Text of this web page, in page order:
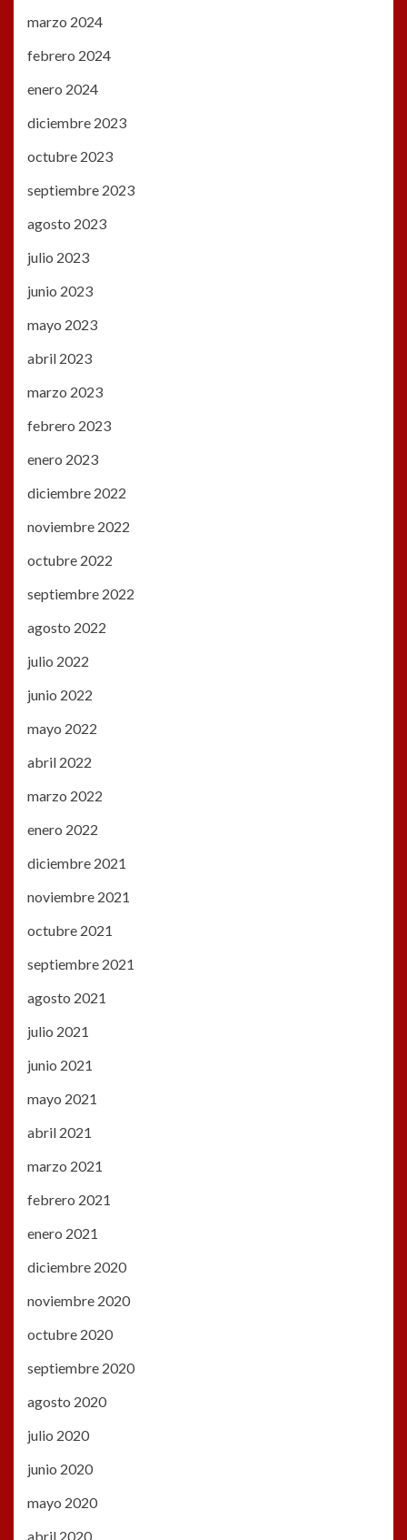
marzo 2024
febrero 2024
enero 2024
diciembre 2023
octubre 2023
septiembre 2023
agosto 2023
julio 2023
junio 2023
mayo 2023
abril 2023
marzo 2023
febrero 2023
enero 2023
diciembre 2022
noviembre 2022
octubre 2022
septiembre 2022
agosto 2022
julio 2022
junio 2022
mayo 2022
abril 2022
marzo 2022
enero 2022
diciembre 2021
noviembre 2021
octubre 2021
septiembre 2021
agosto 2021
julio 2021
junio 2021
mayo 2021
abril 2021
marzo 2021
febrero 2021
enero 2021
diciembre 2020
noviembre 2020
octubre 2020
septiembre 2020
agosto 2020
julio 2020
junio 2020
mayo 2020
abril 2020